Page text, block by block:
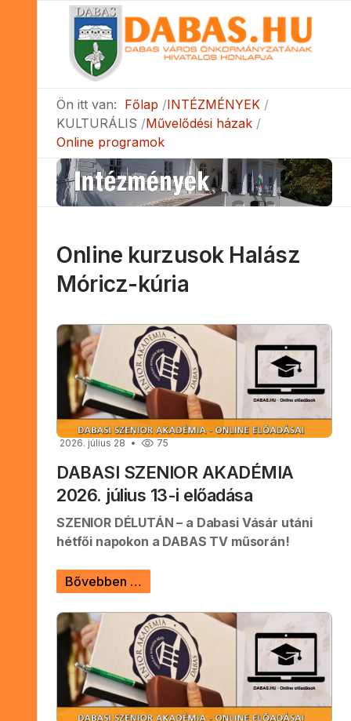
Ön itt van: Főlap
INTÉZMÉNYEK
KULTURÁLIS
Művelődési házak
Online programok
Online kurzusok Halász
Móricz-kúria
2026. július 28 75
DABASI SZENIOR AKADÉMIA
2026. július 13-i előadása
SZENIOR DÉLUTÁN – a Dabasi Vásár utáni
hétfői napokon a DABAS TV műsorán!
Bővebben …